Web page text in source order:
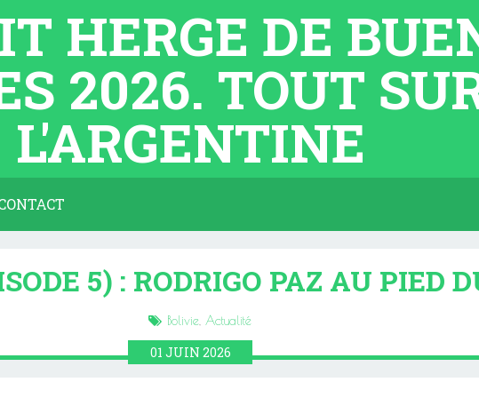
HERGE DE
2026. TOUT
L'ARGENTINE
5) : RODRIGO PAZ AU PIED
Bolivie, Actualité
01 JUIN 2026